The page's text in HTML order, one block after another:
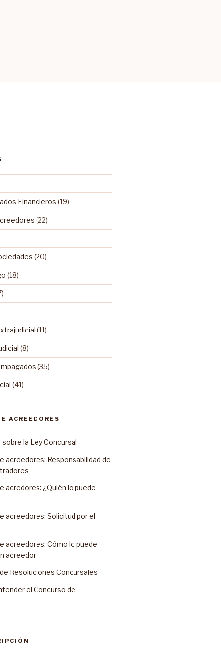
Financieros (19)
(22)
(20)
(18)
(11)
(8)
(35)
(41)
ACREEDORES
la Ley Concursal
acreedores: Responsabilidad de
acredores: ¿Quién lo puede
acreedores: Solicitud por el
acreedores: Cómo lo puede
acreedor
Resoluciones Concursales
el Concurso de